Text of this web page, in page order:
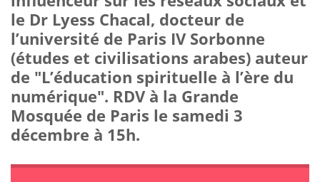
le Dr Lyess Chacal, docteur de
l’université de Paris IV Sorbonne
(études et civilisations arabes) auteur
de "L’éducation spirituelle à l’ère du
numérique". RDV à la Grande
Mosquée de Paris le samedi 3
décembre à 15h.